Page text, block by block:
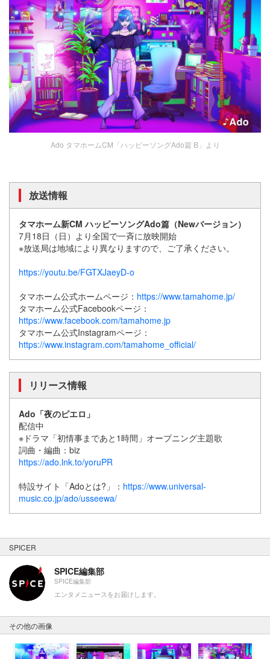
Ado タマホームCM「ハッピーソングAdo篇 B」より
放送情報
タマホーム新CM ハッピーソングAdo篇（Newバージョン）
7月18日（日）より全国で一斉に放映開始
※放送局は地域により異なりますので、ご了承ください。
https://youtu.be/FGTXJaeyD-o
タマホーム公式ホームページ： https://www.tamahome.jp/
タマホーム公式Facebookページ：
https://www.facebook.com/tamahome.jp
タマホーム公式Instagramページ：
https://www.instagram.com/tamahome_official/
リリース情報
Ado「夜のピエロ」
配信中
※ドラマ「初情事まであと1時間」オープニング主題歌
詞曲・編曲：biz
https://ado.lnk.to/yoruPR
特設サイト「Adoとは?」： https://www.universal-
music.co.jp/ado/usseewa/
SPICER
SPICE編集部
SPICE編集部
エンタメニュースをお届けします。
その他の画像